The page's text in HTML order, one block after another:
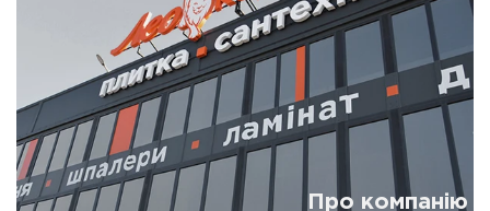
Про компанію